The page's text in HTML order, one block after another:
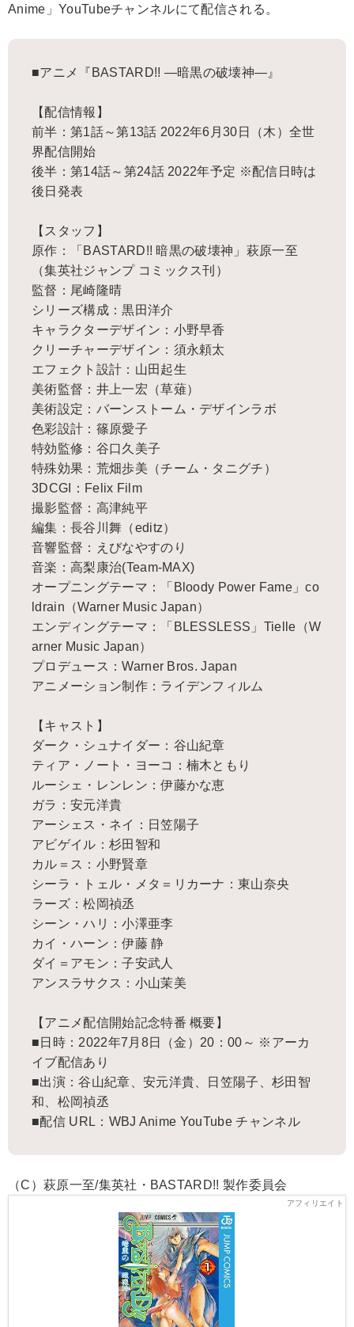
Anime」YouTubeチャンネルにて配信される。
■アニメ『BASTARD!! ―暗黒の破壊神―』
【配信情報】
前半：第1話～第13話 2022年6月30日（木）全世
界配信開始
後半：第14話～第24話 2022年予定 ※配信日時は
後日発表
【スタッフ】
原作：「BASTARD!! 暗黒の破壊神」萩原一至
（集英社ジャンプ コミックス刊）
監督：尾崎隆晴
シリーズ構成：黒田洋介
キャラクターデザイン：小野早香
クリーチャーデザイン：須永頼太
エフェクト設計：山田起生
美術監督：井上一宏（草薙）
美術設定：バーンストーム・デザインラボ
色彩設計：篠原愛子
特効監修：谷口久美子
特殊効果：荒畑歩美（チーム・タニグチ）
3DCGI：Felix Film
撮影監督：高津純平
編集：長谷川舞（editz）
音響監督：えびなやすのり
音楽：高梨康治(Team-MAX)
オープニングテーマ：「Bloody Power Fame」co
ldrain（Warner Music Japan）
エンディングテーマ：「BLESSLESS」Tielle（W
arner Music Japan）
プロデュース：Warner Bros. Japan
アニメーション制作：ライデンフィルム
【キャスト】
ダーク・シュナイダー：谷山紀章
ティア・ノート・ヨーコ：楠木ともり
ルーシェ・レンレン：伊藤かな恵
ガラ：安元洋貴
アーシェス・ネイ：日笠陽子
アビゲイル：杉田智和
カル＝ス：小野賢章
シーラ・トェル・メタ＝リカーナ：東山奈央
ラーズ：松岡禎丞
シーン・ハリ：小澤亜李
カイ・ハーン：伊藤 静
ダイ＝アモン：子安武人
アンスラサクス：小山茉美
【アニメ配信開始記念特番 概要】
■日時：2022年7月8日（金）20：00～ ※アーカ
イブ配信あり
■出演：谷山紀章、安元洋貴、日笠陽子、杉田智
和、松岡禎丞
■配信 URL：WBJ Anime YouTube チャンネル
（C）萩原一至/集英社・BASTARD!! 製作委員会